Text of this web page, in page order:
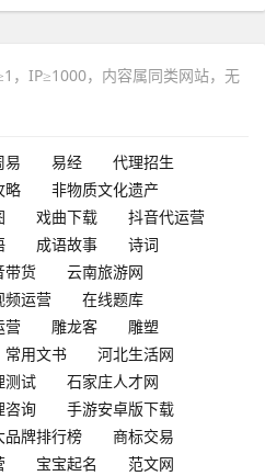
，IP≥1000，内容属同类网站，无
易 易经
代理招生
略
非物质文化遗产
戏曲下载
抖音代运营
成语故事
诗词
带货
云南旅游网
频运营
在线题库
营 雕龙客
雕塑
常用文书
河北生活网
测试
石家庄人才网
咨询
手游安卓版下载
品牌排行榜
商标交易
宝宝起名
范文网